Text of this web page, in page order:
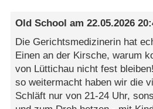
Old School am22.05.2026
Die Gerichtsmedizinerin hat
Einen an der Kirsche, warum
von Lüttichau nicht fest
so weitermacht haben wir die
Schläft nur von 21-24 Uhr,